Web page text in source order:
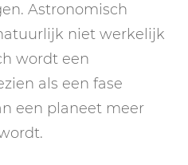
Astronomisch
niet werkelijk
wordt een
als een fase
een planeet meer